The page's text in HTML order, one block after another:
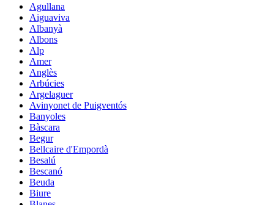
Agullana
Aiguaviva
Albanyà
Albons
Alp
Amer
Anglès
Arbúcies
Argelaguer
Avinyonet de Puigventós
Banyoles
Bàscara
Begur
Bellcaire d'Empordà
Besalú
Bescanó
Beuda
Biure